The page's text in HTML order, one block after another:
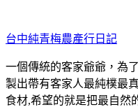
至
主
要
內
容
台中純青梅農產行日記
一個傳統的客家爺爺，為
製出帶有客家人最純樸最
食材,希望的就是把最自然